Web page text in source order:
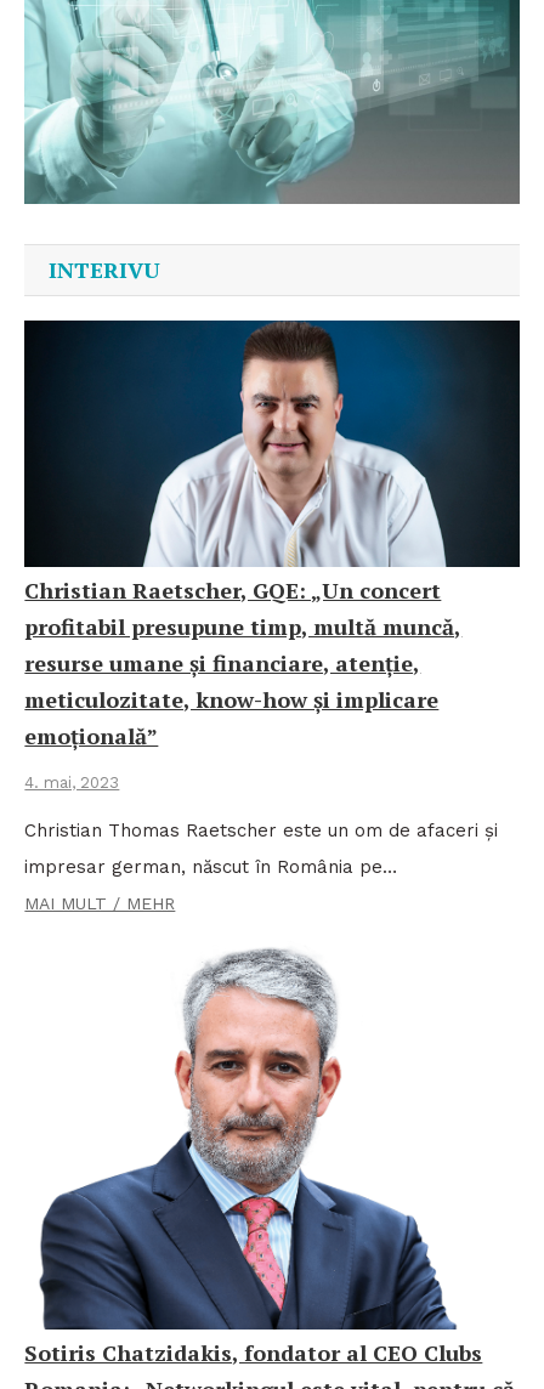
INTERIVU
Christian Raetscher, GQE: „Un concert
profitabil presupune timp, multă muncă,
resurse umane și financiare, atenție,
meticulozitate, know-how și implicare
emoțională”
4. mai, 2023
Christian Thomas Raetscher este un om de afaceri și
impresar german, născut în România pe…
MAI MULT / MEHR
Sotiris Chatzidakis, fondator al CEO Clubs